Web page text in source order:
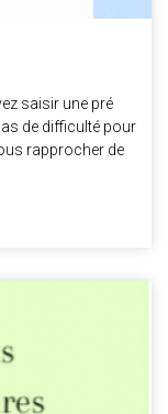
saisir une pré
de difficulté pour
rapprocher de